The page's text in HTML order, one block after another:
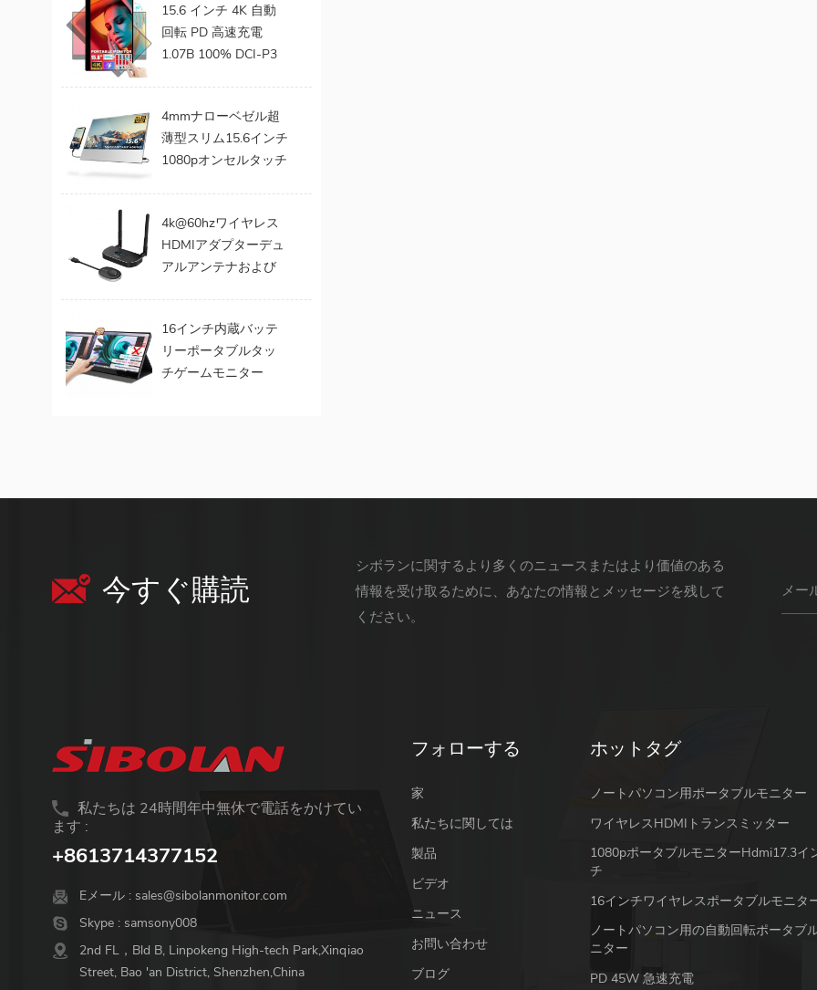
ィオ ラップトップ 電
話からプロジェクタ
ー TV まで ゲーム用
15.6 インチ 4K 自動
回転 PD 高速充電
1.07B 100% DCI-P3
チ ポータブル モニタ
ー
4mmナローベゼル超
薄型スリム15.6インチ
1080pオンセルタッチ
4k@60hzワイヤレス
HDMIアダプターデュ
アルアンテナおよび
16インチ内蔵バッテ
リーポータブルタッ
チゲームモニター
今すぐ購読
シボランに関するより多くのニュースまたはより価値のある
情報を受け取るために、あなたの情報とメッセージを残して
ください。
私たちは 24時間年中無休で電話をかけてい
ます :
+8613714377152
Eメール : sales@sibolanmonitor.com
Skype : samsony008
2nd FL，Bld B, Linpokeng High-tech Park,Xinqiao
Street, Bao 'an District, Shenzhen,China
フォローする
家
私たちに関しては
製品
ビデオ
ニュース
お問い合わせ
ブログ
ホットタグ
ノートパソコン用ポータブルモニター
ワイヤレスHDMIトランスミッター
1080pポータブルモニターhdmi17.3イ
チ
16インチワイヤレスポータブルモニタ
ノートパソコン用の自動回転ポータブ
ニター
PD 45W 急速充電